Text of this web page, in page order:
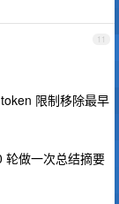
11
限制移除最早
轮做一次总结摘要